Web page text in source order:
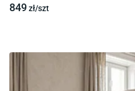
849zł/szt